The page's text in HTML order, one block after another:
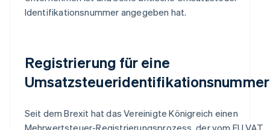
Identifikationsnummer angegeben hat.
Registrierung für eine
Umsatzsteueridentifikationsnummer
Seit dem Brexit hat das Vereinigte Königreich einen
Mehrwertsteuer-Registrierungsprozess, der vom EU VAT